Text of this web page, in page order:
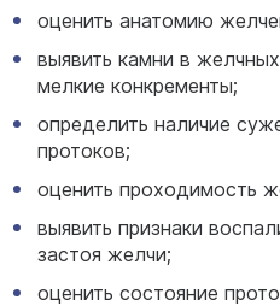
оценить анатомию
выявить камни в
мелкие конкременты;
определить наличие
протоков;
оценить проходимость
выявить признаки
застоя желчи;
оценить состояние